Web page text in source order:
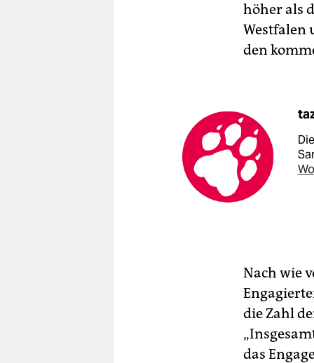
höher als
Westfalen
den
Nach wie
die Zahl
das